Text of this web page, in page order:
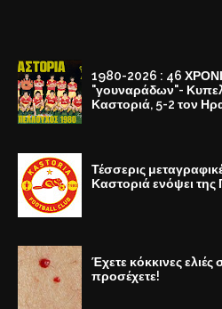
1980-2026 : 46
"γουναράδων"-
Καστοριά, 5-2 τον
Τέσσερις
Καστοριά ενόψει της
Έχετε κόκκινες
προσέχετε!